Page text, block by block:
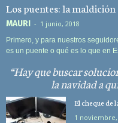
Los puentes: la
MAURI - 1 junio, 2018
Primero, y para nuestros
es un puente o qué es lo que en
Hay que buscar
la navidad a
El cheque de
1 noviembre,